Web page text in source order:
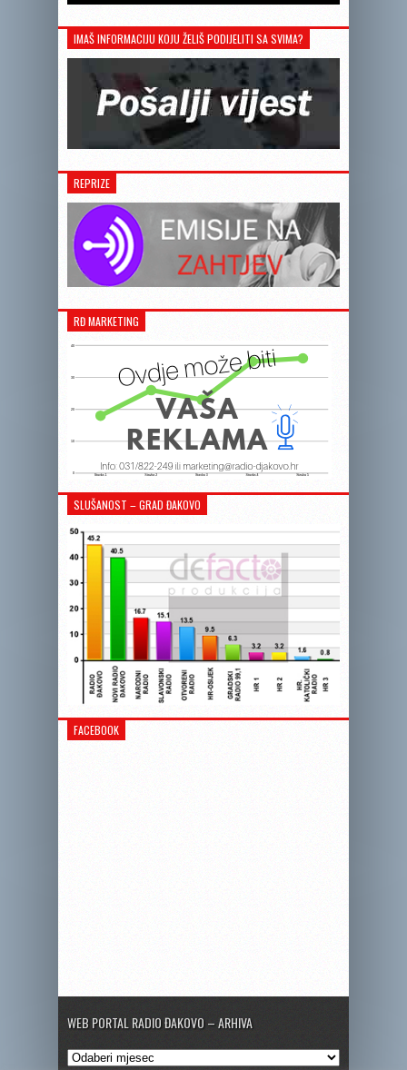
IMAŠ INFORMACIJU KOJU ŽELIŠ PODIJELITI SA SVIMA?
REPRIZE
RĐ MARKETING
SLUŠANOST – GRAD ĐAKOVO
FACEBOOK
WEB PORTAL RADIO ĐAKOVO – ARHIVA
Web